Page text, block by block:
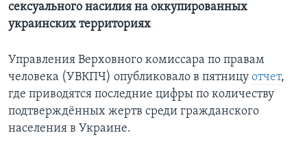
сексуального насилия на оккупированных
украинских территориях
Управления Верховного комиссара по правам
человека (УВКПЧ) опубликовало в пятницу отчет,
где приводятся последние цифры по количеству
подтверждённых жертв среди гражданского
населения в Украине.